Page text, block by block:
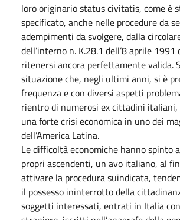
loro originario status civitatis, come è
specificato, anche nelle procedure da
adempimenti da svolgere, dalla
dell’interno n. K.28.1 dell’8 aprile 1991
ritenersi ancora perfettamente valida.
situazione che, negli ultimi anni, si è
frequenza e con diversi aspetti
rientro di numerosi ex cittadini italiani,
una forte crisi economica in uno dei
dell’America Latina.
Le difficoltà economiche hanno spinto
propri ascendenti, un avo italiano, al
attivare la procedura suindicata,
il possesso ininterrotto della
soggetti interessati, entrati in Italia